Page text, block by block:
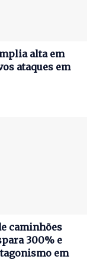
alta em
ataques em
caminhões
300% e
em